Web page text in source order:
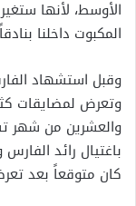
الأوسط، لأنها
المكبوت داخلنا
وتعرض لمضايقات
باغتيال رائد
كان متوقعاً بعد